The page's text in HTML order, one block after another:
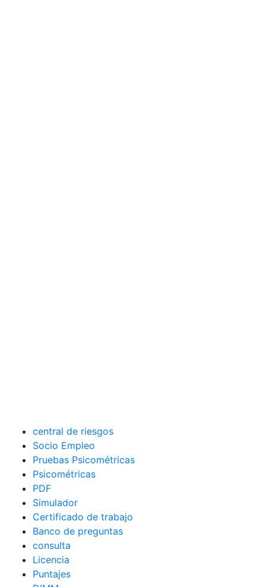
central de riesgos
Socio Empleo
Pruebas Psicométricas
Psicométricas
PDF
Simulador
Certificado de trabajo
Banco de preguntas
consulta
Licencia
Puntajes